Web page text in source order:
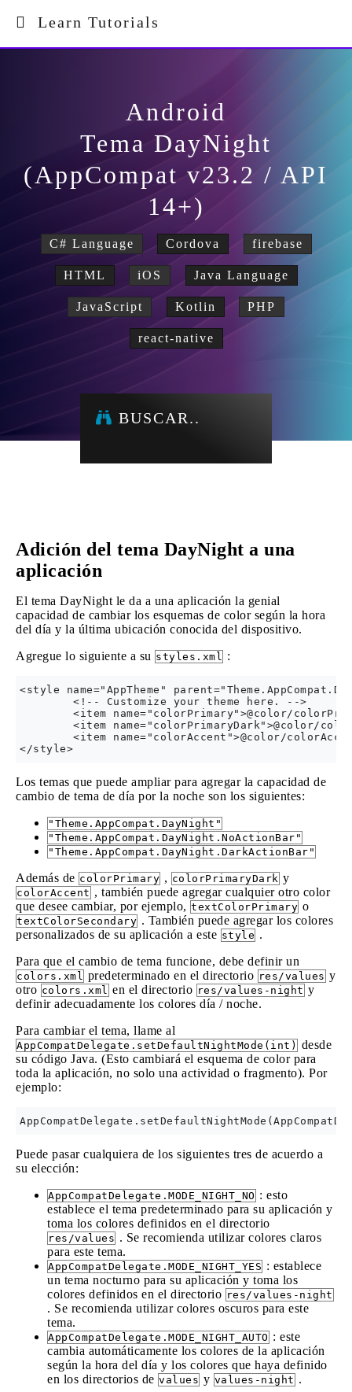
Learn Tutorials
Android
Tema DayNight
(AppCompat v23.2 / API
14+)
C# Language Cordova firebase
HTML iOS Java Language
JavaScript Kotlin PHP
react-native
BUSCAR..
Adición del tema DayNight a una
aplicación
El tema DayNight le da a una aplicación la genial
capacidad de cambiar los esquemas de color según la hora
del día y la última ubicación conocida del dispositivo.
Agregue lo siguiente a su styles.xml :
<style name="AppTheme"
        <!-- Customize your theme here. -->
<item name="colorPrimary">@color/
<item name="colorPrimaryDark">@color/
<item name="colorAccent">@color/
Los temas que puede ampliar para agregar la capacidad de
cambio de tema de día por la noche son los siguientes:
"Theme.AppCompat.DayNight"
"Theme.AppCompat.DayNight.NoActionBar"
"Theme.AppCompat.DayNight.DarkActionBar"
Además de colorPrimary , colorPrimaryDark y
colorAccent , también puede agregar cualquier otro color
que desee cambiar, por ejemplo, textColorPrimary o
textColorSecondary . También puede agregar los colores
personalizados de su aplicación a este style .
Para que el cambio de tema funcione, debe definir un
colors.xml predeterminado en el directorio res/values y
otro colors.xml en el directorio res/values-night y
definir adecuadamente los colores día / noche.
Para cambiar el tema, llame al
AppCompatDelegate.setDefaultNightMode(int) desde
su código Java. (Esto cambiará el esquema de color para
toda la aplicación, no solo una actividad o fragmento). Por
ejemplo:
Puede pasar cualquiera de los siguientes tres de acuerdo a
su elección:
AppCompatDelegate.MODE_NIGHT_NO : esto
establece el tema predeterminado para su aplicación y
toma los colores definidos en el directorio
res/values . Se recomienda utilizar colores claros
para este tema.
AppCompatDelegate.MODE_NIGHT_YES : establece
un tema nocturno para su aplicación y toma los
colores definidos en el directorio res/values-night
. Se recomienda utilizar colores oscuros para este
tema.
AppCompatDelegate.MODE_NIGHT_AUTO : este
cambia automáticamente los colores de la aplicación
según la hora del día y los colores que haya definido
en los directorios de values y values-night .